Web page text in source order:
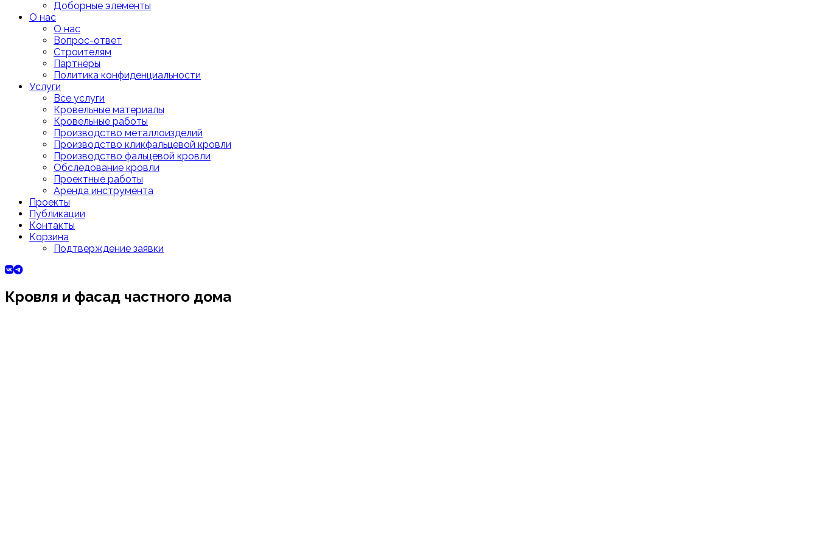
Доборные элементы
О нас
О нас
Вопрос-ответ
Строителям
Партнёры
Политика конфиденциальности
Услуги
Все услуги
Кровельные материалы
Кровельные работы
Производство металлоизделий
Производство кликфальцевой кровли
Производство фальцевой кровли
Обследование кровли
Проектные работы
Аренда инструмента
Проекты
Публикации
Контакты
Корзина
Подтверждение заявки
Кровля и фасад частного дома